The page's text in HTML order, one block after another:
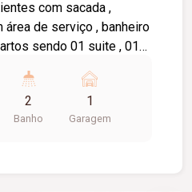
com sacada ,
área de serviço , banheiro
sendo 01 suite , 01
digital , piscina ,
com forno para
dos bairros planejados
2
Banho
1
Garagem